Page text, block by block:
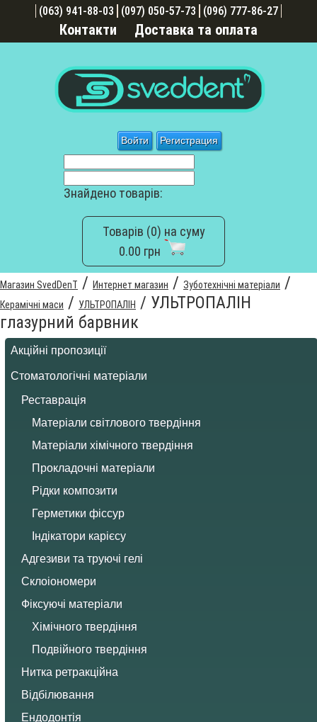
Войти Регистрация
(063) 941-88-03 (097) 050-57-73 (096) 777-86-27
Контакти Доставка та оплата
Знайдено товарів:
Товарів (0) на суму
0.00 грн
Магазин SvedDenT / Интернет магазин / Зуботехнічні матеріали /
Керамічні маси / УЛЬТРОПАЛІН / УЛЬТРОПАЛІН
глазурний барвник
Акційні пропозиції
Стоматологічні матеріали
Реставрація
Матеріали світлового твердіння
Матеріали хімічного твердіння
Прокладочні матеріали
Рідки композити
Герметики фіссур
Індікатори карієсу
Адгезиви та труючі гелі
Склоіономери
Фіксуючі матеріали
Хімічного твердіння
Подвійного твердіння
Нитка ретракційна
Відбілювання
Ендодонтія